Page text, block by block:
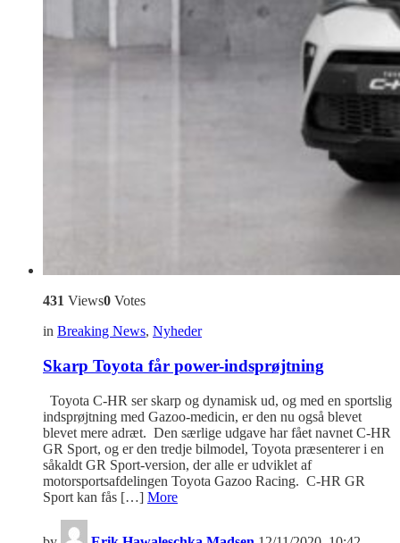
431 Views0 Votes
in Breaking News, Nyheder
Skarp Toyota får power-indsprøjtning
Toyota C-HR ser skarp og dynamisk ud, og med en sportslig
indsprøjtning med Gazoo-medicin, er den nu også blevet
blevet mere adræt. Den særlige udgave har fået navnet C-HR
GR Sport, og er den tredje bilmodel, Toyota præsenterer i en
såkaldt GR Sport-version, der alle er udviklet af
motorsportsafdelingen Toyota Gazoo Racing. C-HR GR
Sport kan fås […] More